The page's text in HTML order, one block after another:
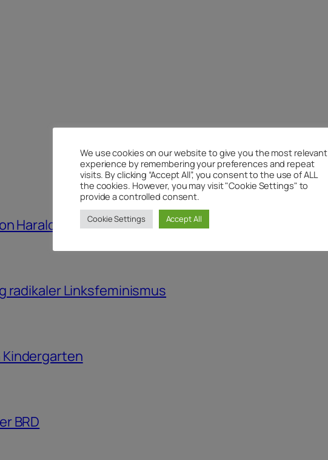
Harald Martenstein
radikaler Linksfeminismus
Kindergarten
BRD
We use cookies on our website to give you the most relevant
experience by remembering your preferences and repeat
visits. By clicking “Accept All”, you consent to the use of ALL
the cookies. However, you may visit "Cookie Settings" to
provide a controlled consent.
Cookie Settings Accept All